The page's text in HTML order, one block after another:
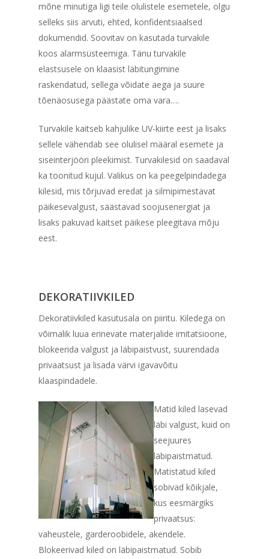
mõne minutiga ligi teile olulistele esemetele, olgu
selleks siis arvuti, ehted, konfidentsiaalsed
dokumendid. Soovitav on kasutada turvakile
koos alarmsüsteemiga. Tänu turvakile
elastsusele on klaasist läbitungimine
raskendatud, sellega võidate aega ja suure
tõenäosusega päästate oma vara….
Turvakile kaitseb kahjulike UV-kiirte eest ja lisaks
sellele vähendab see olulisel määral esemete ja
siseinterjööri pleekimist. Turvakilesid on saadaval
ka toonitud kujul. Valikus on ka peegelpindadega
kilesid, mis tõrjuvad eredat ja silmipimestavat
päikesevalgust, säästavad soojusenergiat ja
lisaks pakuvad kaitset päikese pleegitava mõju
eest.
DEKORATIIVKILED
Dekoratiivkiled kasutusala on piiritu. Kiledega on
võimalik luua erinevate materjalide imitatsioone,
blokeerida valgust ja läbipaistvust, suurendada
privaatsust ja lisada värvi igavavõitu
klaaspindadele.
Matid kiled lasevad
läbi valgust, kuid on
seejuures
läbipaistmatud.
Matistatud kiled
sobivad kõikjale,
kus eesmärgiks
privaatsus:
vaheustele, garderoobidele, akendele.
Blokeerivad kiled on läbipaistmatud. Sobib